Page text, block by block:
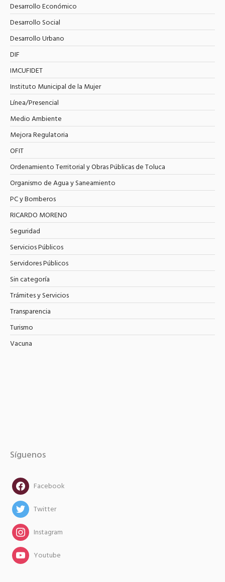
Desarrollo Económico
Desarrollo Social
Desarrollo Urbano
DIF
IMCUFIDET
Instituto Municipal de la Mujer
Línea/Presencial
Medio Ambiente
Mejora Regulatoria
OFIT
Ordenamiento Territorial y Obras Públicas de Toluca
Organismo de Agua y Saneamiento
PC y Bomberos
RICARDO MORENO
Seguridad
Servicios Públicos
Servidores Públicos
Sin categoría
Trámites y Servicios
Transparencia
Turismo
Vacuna
Síguenos
facebookFacebook
twitterTwitter
instagramInstagram
instagramYoutube